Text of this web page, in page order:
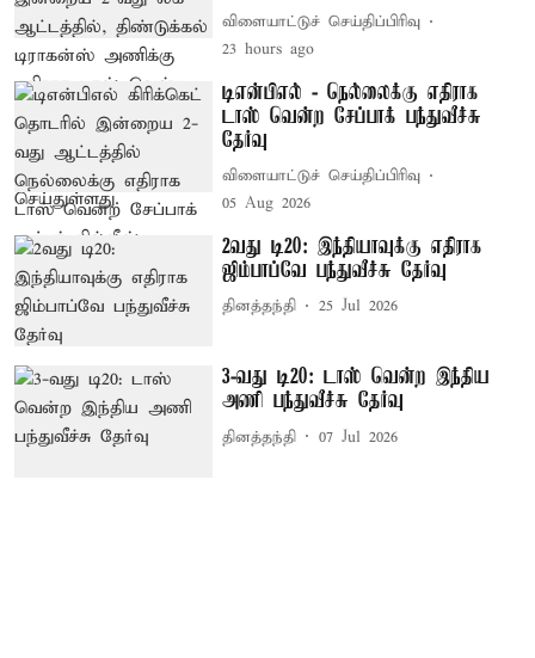
விளையாட்டுச் செய்திப்பிரிவு
23 hours ago
டிஎன்பிஎல் - நெல்லைக்கு எதிராக
டாஸ் வென்ற சேப்பாக் பந்துவீச்சு
தேர்வு
விளையாட்டுச் செய்திப்பிரிவு
05 Aug 2026
2வது டி20: இந்தியாவுக்கு எதிராக
ஜிம்பாப்வே பந்துவீச்சு தேர்வு
தினத்தந்தி 25 Jul 2026
3-வது டி20: டாஸ் வென்ற இந்திய
அணி பந்துவீச்சு தேர்வு
தினத்தந்தி 07 Jul 2026